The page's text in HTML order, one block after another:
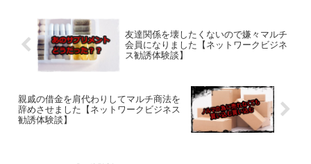
友達関係を壊したくないので嫌々マルチ
会員になりました【ネットワークビジネ
ス勧誘体験談】
親戚の借金を肩代わりしてマルチ商法を
辞めさせました【ネットワークビジネス
勧誘体験談】